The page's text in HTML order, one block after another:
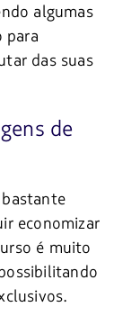
algumas
para
das suas
de
economizar
é muito